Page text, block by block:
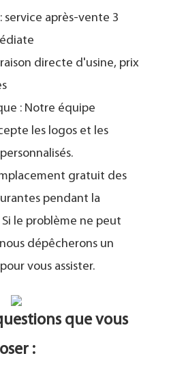
service après-vente 3
directe d'usine, prix
: Notre équipe
les logos et les
gratuit des
pendant la
le problème ne peut
dépêcherons un
vous assister.
que vous
: